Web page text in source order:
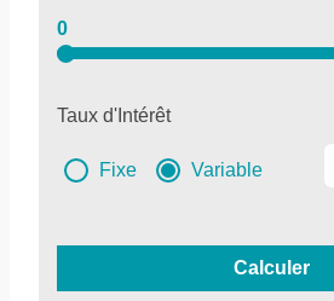
0
Taux d'Intérêt
Fixe Variable
Calculer